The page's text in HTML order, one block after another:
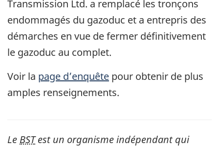
Transmission Ltd. a remplacé les tronçons
endommagés du gazoduc et a entrepris des
démarches en vue de fermer définitivement
le gazoduc au complet.
Voir la page d’enquête pour obtenir de plus
amples renseignements.
Le BSTest un organisme indépendant qui